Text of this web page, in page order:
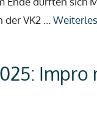
der VK2 …
Impro